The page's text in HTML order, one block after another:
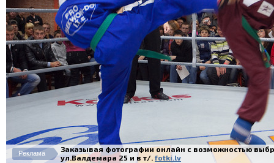
Реклама
Заказывая фотографии онлайн с возможностью
ул.Валдемара 25 и в т/. fotki.lv